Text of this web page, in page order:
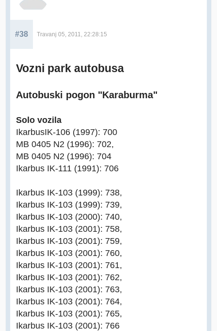
#38 Travanj 05, 2011, 22:28:15
Vozni park autobusa
Autobuski pogon "Karaburma"
Solo vozila
IkarbusIK-106 (1997): 700
MB 0405 N2 (1996): 702,
MB 0405 N2 (1996): 704
Ikarbus IK-111 (1991): 706
Ikarbus IK-103 (1999): 738,
Ikarbus IK-103 (1999): 739,
Ikarbus IK-103 (2000): 740,
Ikarbus IK-103 (2001): 758,
Ikarbus IK-103 (2001): 759,
Ikarbus IK-103 (2001): 760,
Ikarbus IK-103 (2001): 761,
Ikarbus IK-103 (2001): 762,
Ikarbus IK-103 (2001): 763,
Ikarbus IK-103 (2001): 764,
Ikarbus IK-103 (2001): 765,
Ikarbus IK-103 (2001): 766